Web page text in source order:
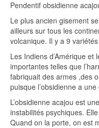
Pendentif obsidienne
Le plus ancien gisement
ailleurs sur tous les
volcanique. Il y a 9
Les Indiens d’Amérique
importantes telles que
fabriquait des armes ,des
puisque l’obsidienne a
L’obsidienne acajou est
instabilités psychiques.
Quand on la porte, on est